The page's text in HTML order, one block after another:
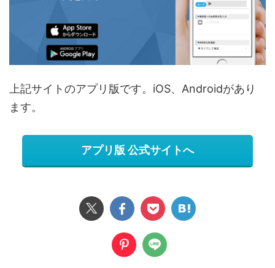
上記サイトのアプリ版です。iOS、Androidがあり
ます。
アプリ版 公式サイトへ